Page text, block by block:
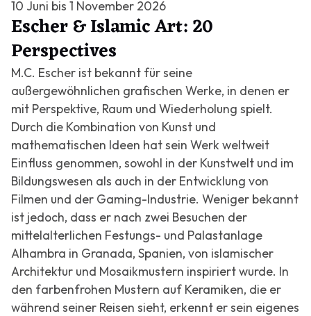
10 Juni bis 1 November 2026
Escher & Islamic Art: 20
Perspectives
M.C. Escher ist bekannt für seine
außergewöhnlichen grafischen Werke, in denen er
mit Perspektive, Raum und Wiederholung spielt.
Durch die Kombination von Kunst und
mathematischen Ideen hat sein Werk weltweit
Einfluss genommen, sowohl in der Kunstwelt und im
Bildungswesen als auch in der Entwicklung von
Filmen und der Gaming-Industrie. Weniger bekannt
ist jedoch, dass er nach zwei Besuchen der
mittelalterlichen Festungs- und Palastanlage
Alhambra in Granada, Spanien, von islamischer
Architektur und Mosaikmustern inspiriert wurde. In
den farbenfrohen Mustern auf Keramiken, die er
während seiner Reisen sieht, erkennt er sein eigenes